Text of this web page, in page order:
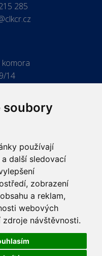
soubory
používají
další sledovací
zobrazení
a reklam,
webových
zdroje návštěvnosti.
285
komora
14